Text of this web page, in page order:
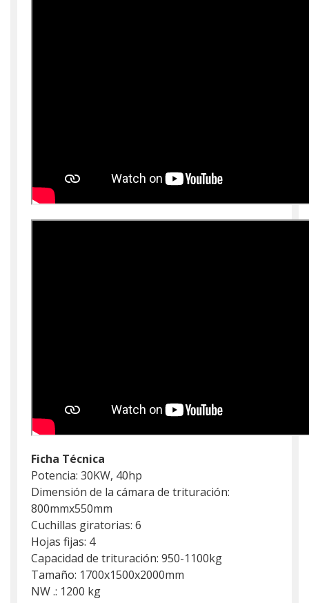
Ficha Técnica
Potencia: 30KW, 40hp
Dimensión de la cámara de trituración:
800mmx550mm
Cuchillas giratorias: 6
Hojas fijas: 4
Capacidad de trituración: 950-1100kg
Tamaño: 1700x1500x2000mm
NW .: 1200 kg